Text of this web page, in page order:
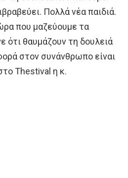
Πολλά νέα παιδιά.
που μαζεύουμε τα
ότι θαυμάζουν τη δουλειά
στον συνάνθρωπο είναι
Thestival η κ.